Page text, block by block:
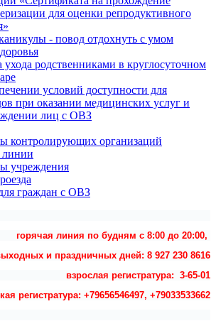
для оценки репродуктивного
- повод отдохнуть с умом
ухода родственниками в круглосуточном
условий доступности для
при оказании медицинских услуг и
лиц с ОВЗ
контролирующих организаций
линии
учреждения
граждан с ОВЗ
горячая линия по будням с 8:00 до 20:00,
и праздничных дней: 8 927 230 8616
взрослая регистратура: 3-65-01
регистратура: +79656546497, +79033533662